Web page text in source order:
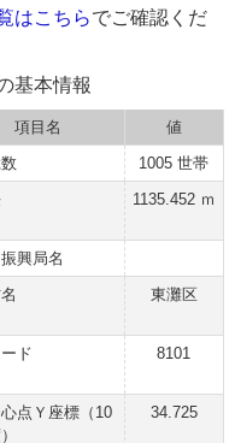
はこちらでご確認くだ
基本情報
項目名
値
1005 世帯
1135.452 ｍ
興局名
東灘区
ド 8101
点Ｙ座標（10
34.725